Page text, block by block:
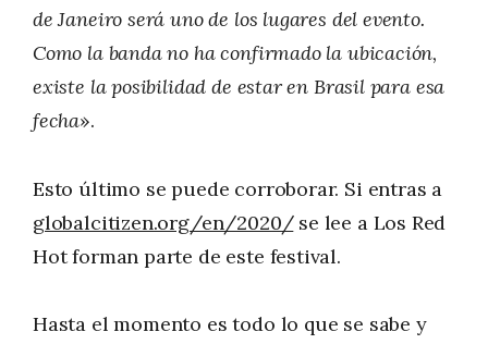
de Janeiro será uno de los lugares del evento.
Como la banda no ha confirmado la ubicación,
existe la posibilidad de estar en Brasil para esa
fecha».
Esto último se puede corroborar. Si entras a
globalcitizen.org/en/2020/se lee a Los Red
Hot forman parte de este festival.
Hasta el momento es todo lo que se sabe y